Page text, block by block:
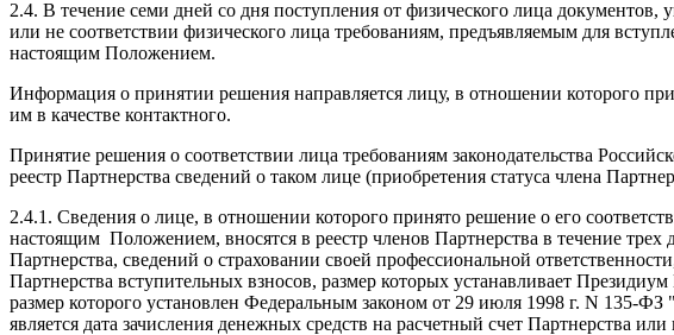
2.4. В течение семи дней со дня поступления от физического лица
или не соответствии физического лица требованиям, предъявляемым для
настоящим Положением.
Информация о принятии решения направляется лицу, в отношении которого
им в качестве контактного.
Принятие решения о соответствии лица требованиям законодательства
реестр Партнерства сведений о таком лице (приобретения статуса члена
2.4.1. Сведения о лице, в отношении которого принято решение о его
настоящим Положением, вносятся в реестр членов Партнерства в течение
Партнерства, сведений о страховании своей профессиональной
Партнерства вступительных взносов, размер которых устанавливает
размер которого установлен Федеральным законом от 29 июля 1998 г. N 135-
является дата зачисления денежных средств на расчетный счет Партнерства